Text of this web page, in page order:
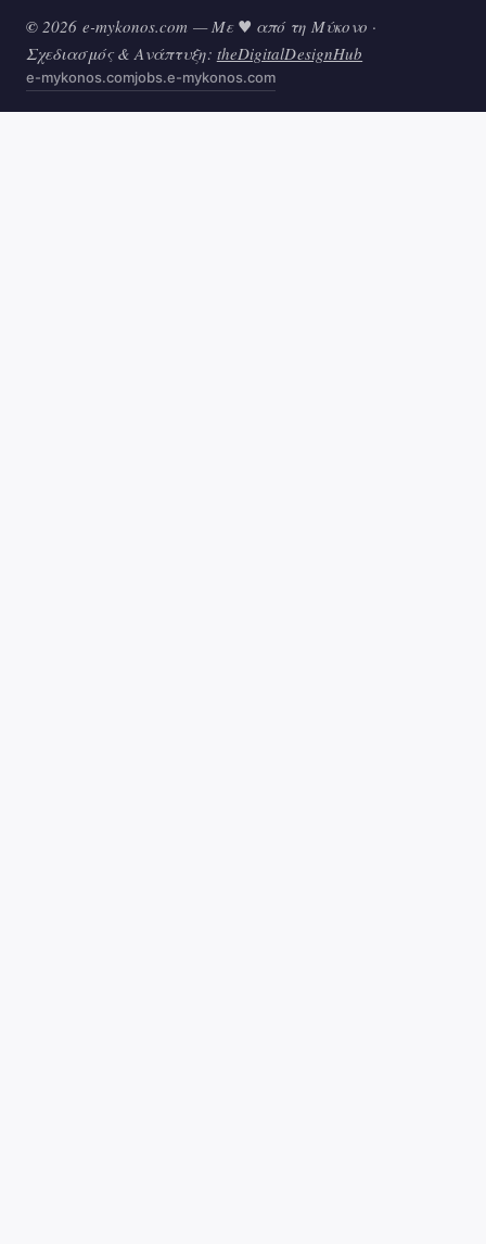
© 2026 e-mykonos.com — Με ♥ από τη Μύκονο ·
Σχεδιασμός & Ανάπτυξη: theDigitalDesignHub
e-mykonos.comjobs.e-mykonos.com